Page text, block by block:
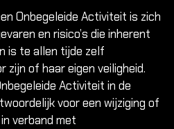
Onbegeleide Activiteit is zich
en risico’s die inherent
is te allen tijde zelf
zijn of haar eigen veiligheid.
Activiteit in de
voor een wijziging of
verband met